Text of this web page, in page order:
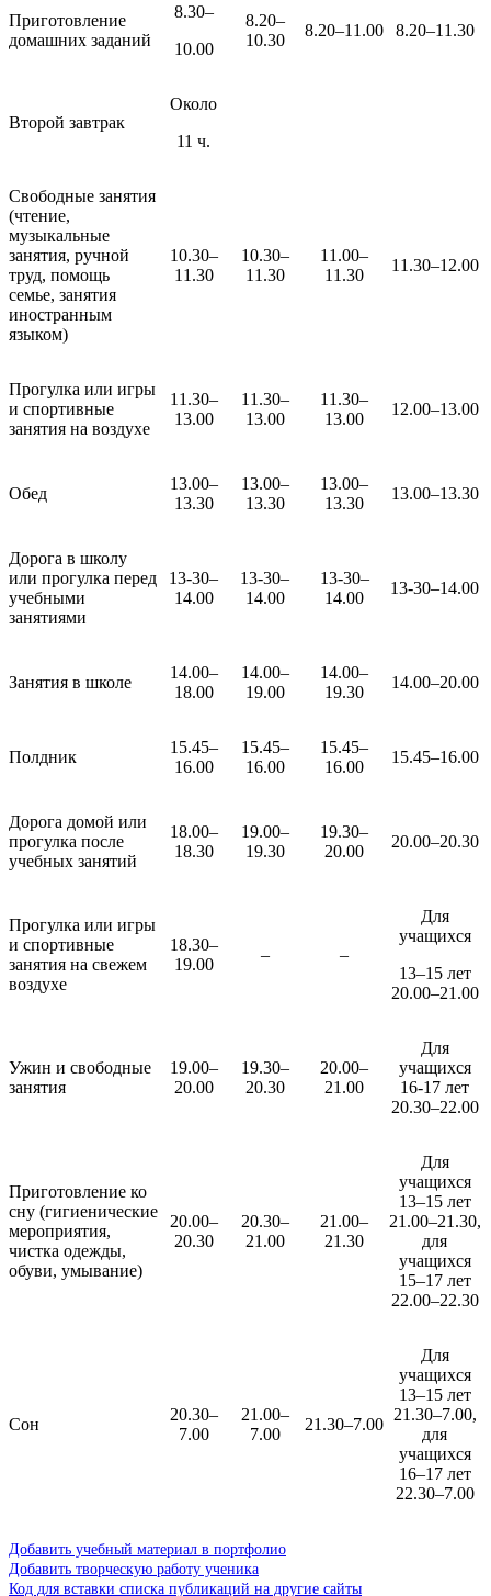
Приготовление
домашних заданий
8.30–
10.00
8.20–
10.30
8.20–11.00 8.20–11.30
Второй завтрак
Около
11 ч.
Свободные занятия
(чтение,
музыкальные
занятия, ручной
труд, помощь
семье, занятия
иностранным
языком)
10.30–
11.30
10.30–
11.30
11.00–
11.30
11.30–12.00
Прогулка или игры
и спортивные
занятия на воздухе
11.30–
13.00
11.30–
13.00
11.30–
13.00
12.00–13.00
Обед
13.00–
13.30
13.00–
13.30
13.00–
13.30
13.00–13.30
Дорога в школу
или прогулка перед
учебными
занятиями
13-30–
14.00
13-30–
14.00
13-30–
14.00
13-30–14.00
Занятия в школе
14.00–
18.00
14.00–
19.00
14.00–
19.30
14.00–20.00
Полдник
15.45–
16.00
15.45–
16.00
15.45–
16.00
15.45–16.00
Дорога домой или
прогулка после
учебных занятий
18.00–
18.30
19.00–
19.30
19.30–
20.00
20.00–20.30
Прогулка или игры
и спортивные
занятия на свежем
воздухе
18.30–
19.00
– –
Для
учащихся
13–15 лет
20.00–21.00
Ужин и свободные
занятия
19.00–
20.00
19.30–
20.30
20.00–
21.00
Для
учащихся
16-17 лет
20.30–22.00
Приготовление ко
сну (гигиенические
мероприятия,
чистка одежды,
обуви, умывание)
20.00–
20.30
20.30–
21.00
21.00–
21.30
Для
учащихся
13–15 лет
21.00–21.30,
для
учащихся
15–17 лет
22.00–22.30
Сон
20.30–
7.00
21.00–
7.00
21.30–7.00
Для
учащихся
13–15 лет
21.30–7.00,
для
учащихся
16–17 лет
22.30–7.00
Добавить учебный материал в портфолио
Добавить творческую работу ученика
Код для вставки списка публикаций на другие сайты